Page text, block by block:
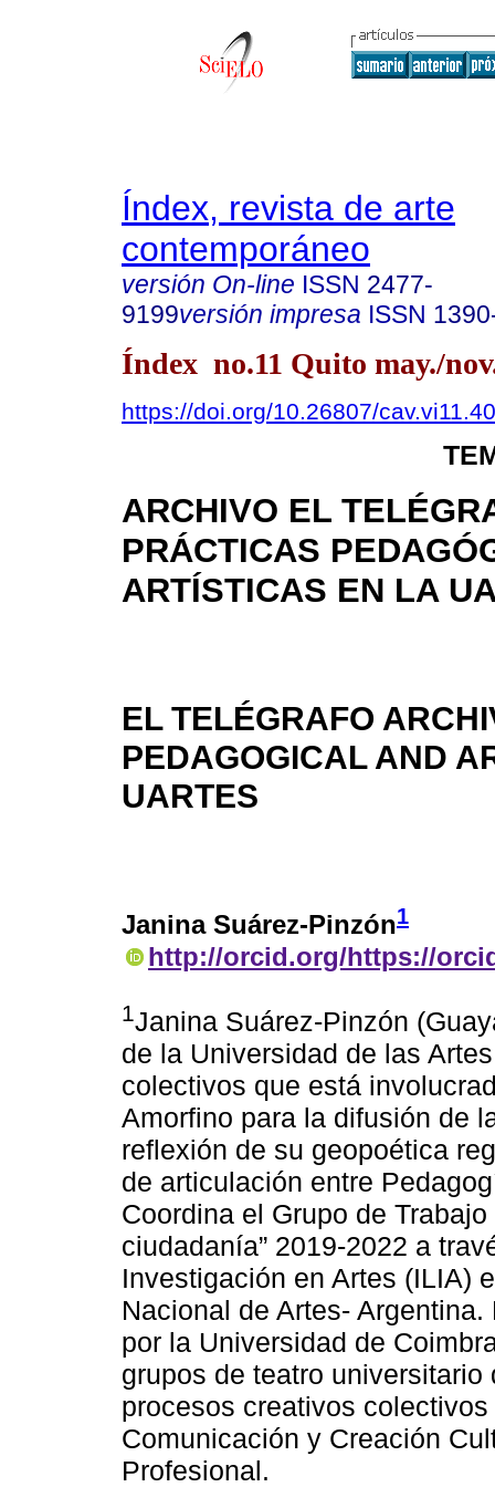
Índex, revista de arte
contemporáneo
versión On-line ISSN 2477-
9199versión impresa ISSN
Índex no.11 Quito may./
https://doi.org/10.26807/
ARCHIVO EL
PRÁCTICAS
ARTÍSTICAS EN LA
EL TELÉGRAFO
PEDAGOGICAL AND
UARTES
Janina Suárez-Pinzón1
http://orcid.org/https://
1Janina Suárez-Pinzón
de la Universidad de las
colectivos que está
Amorfino para la difusión de
reflexión de su geopoética
de articulación entre
Coordina el Grupo de
ciudadanía” 2019-2022 a
Investigación en Artes (ILIA)
Nacional de Artes-
por la Universidad de
grupos de teatro
procesos creativos
Comunicación y Creación
Profesional.